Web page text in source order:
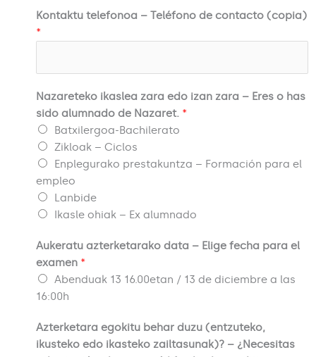
Kontaktu telefonoa – Teléfono de contacto (copia)
*
Nazareteko ikaslea zara edo izan zara – Eres o has
sido alumnado de Nazaret. *
Batxilergoa-Bachilerato
Zikloak – Ciclos
Enplegurako prestakuntza – Formación para el
empleo
Lanbide
Ikasle ohiak – Ex alumnado
Aukeratu azterketarako data – Elige fecha para el
examen *
Abenduak 13 16.00etan / 13 de diciembre a las
16:00h
Azterketara egokitu behar duzu (entzuteko,
ikusteko edo ikasteko zailtasunak)? – ¿Necesitas